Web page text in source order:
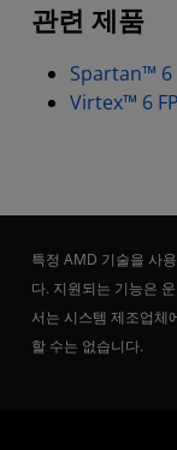
관련 제품
Spartan™ 6
Virtex™ 6
특정 AMD 기술을 사
다. 지원되는 기능은
서는 시스템 제조업체
할 수는 없습니다.